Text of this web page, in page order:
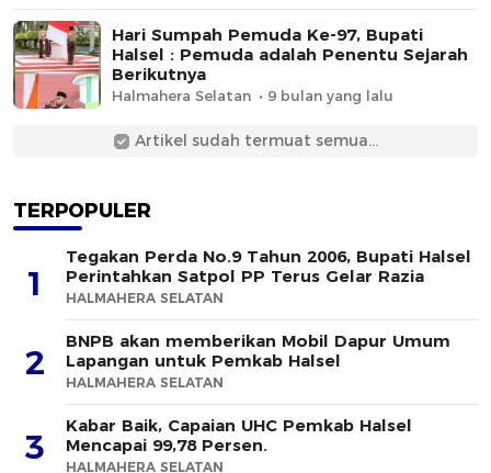
Hari Sumpah Pemuda Ke-97, Bupati
Halsel : Pemuda adalah Penentu Sejarah
Berikutnya
Halmahera Selatan 9 bulan yang lalu
Artikel sudah termuat semua...
TERPOPULER
1
Tegakan Perda No.9 Tahun 2006, Bupati Halsel
Perintahkan Satpol PP Terus Gelar Razia
HALMAHERA SELATAN
2
BNPB akan memberikan Mobil Dapur Umum
Lapangan untuk Pemkab Halsel
HALMAHERA SELATAN
3
Kabar Baik, Capaian UHC Pemkab Halsel
Mencapai 99,78 Persen.
HALMAHERA SELATAN